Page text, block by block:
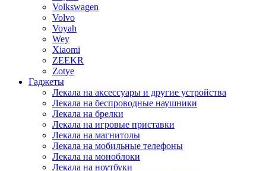
Volkswagen
Volvo
Voyah
Wey
Xiaomi
ZEEKR
Zotye
Гаджеты
Лекала на аксессуары и другие устройства
Лекала на беспроводные наушники
Лекала на брелки
Лекала на игровые приставки
Лекала на магнитолы
Лекала на мобильные телефоны
Лекала на моноблоки
Лекала на ноутбуки